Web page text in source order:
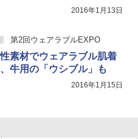
2016年1月13日
第2回ウェアラブルEXPO
素材でウェアラブル肌着
牛用の「ウシブル」も
2016年1月15日